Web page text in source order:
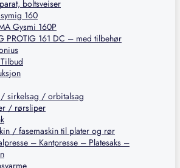
boltsveiser
160
Gysmi 160P
PROTIG 161 DC – med tilbehør
/ sirkelsag / orbitalsag
/ rørsliper
/ fasemaskin til plater og rør
– Kantpresse – Platesaks –